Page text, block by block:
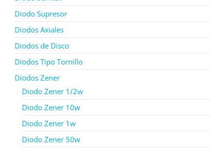
Diodo Supresor
Diodos Axiales
Diodos de Disco
Diodos Tipo Tornillo
Diodos Zener
Diodo Zener 1/2w
Diodo Zener 10w
Diodo Zener 1w
Diodo Zener 50w